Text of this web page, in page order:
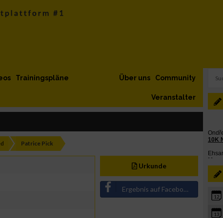
Trainingspläne Community
Über uns
Veranstalter
Patrice Pick
Urkunde
Ergebnis auf Facebook teilen
12
13